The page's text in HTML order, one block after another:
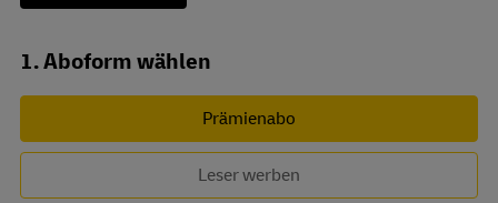
Abo zusammenstellen
1. Aboform wählen
Prämienabo
Leser werben